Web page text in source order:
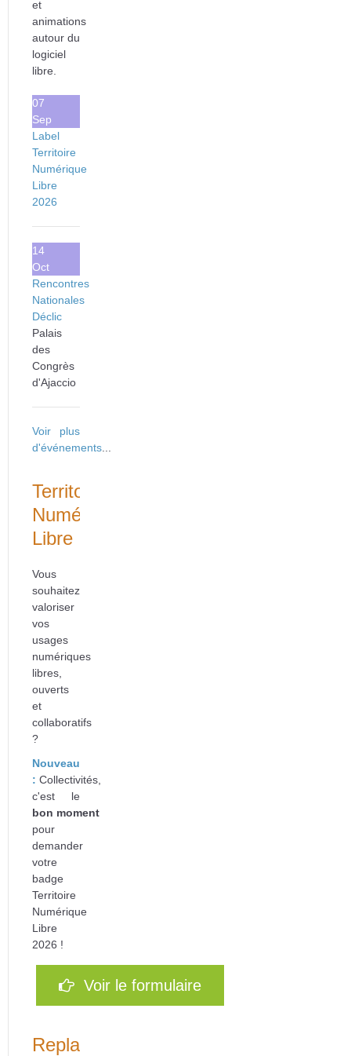
et
animations
autour du
logiciel
libre.
07
Sep
Label
Territoire
Numérique
Libre
2026
14
Oct
Rencontres
Nationales
Déclic
Palais
des
Congrès
d'Ajaccio
Voir plus
d'événements
Territoire
Numérique
Libre
Vous
souhaitez
valoriser
vos
usages
numériques
libres,
ouverts
et
collaboratifs
?
Nouveau
: Collectivités,
c'est le
bon moment
pour
demander
votre
badge
Territoire
Numérique
Libre
2026 !
Voir le formulaire
Replays